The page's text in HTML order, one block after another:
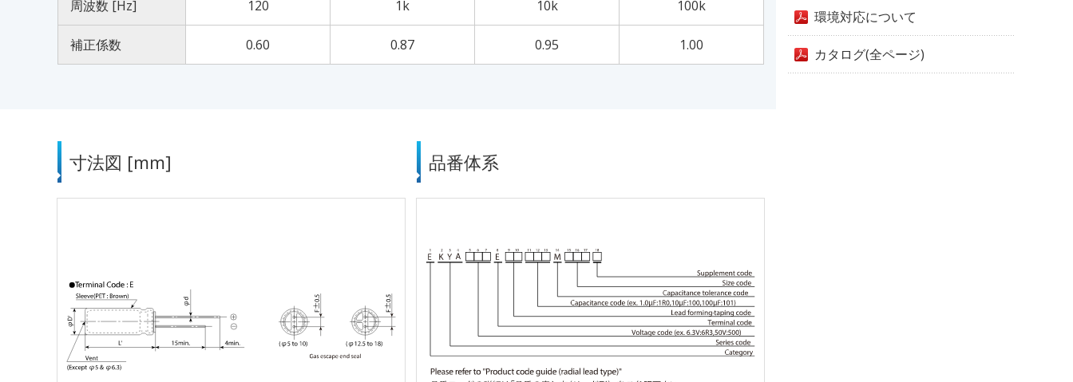
周波数 [Hz] 120 1k 10k 100k
補正係数 0.60 0.87 0.95 1.00
寸法図 [mm] 品番体系
環境対応について
カタログ(全ページ)